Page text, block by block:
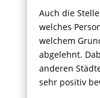
Auch die
welches
welchem
abgelehnt.
anderen
sehr positiv